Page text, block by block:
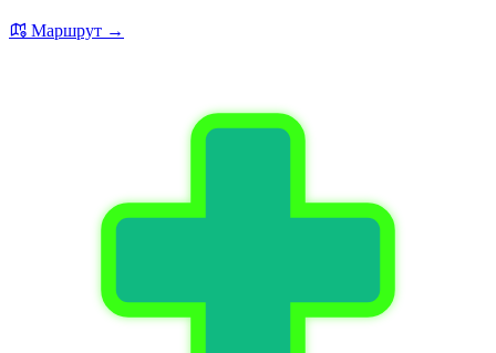
Маршрут →